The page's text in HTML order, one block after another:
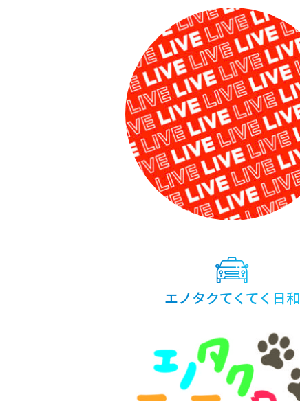
ン
エノタクてくてく日和